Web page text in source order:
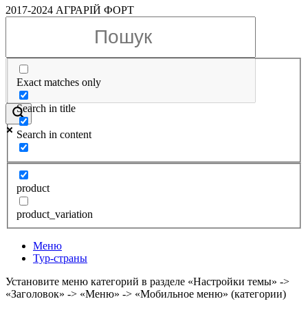
2017-2024 АГРАРІЙ ФОРТ
Exact matches only
Search in title
Search in content
product
product_variation
Меню
Тур-страны
Установите меню категорий в разделе «Настройки темы» ->
«Заголовок» -> «Меню» -> «Мобильное меню» (категории)